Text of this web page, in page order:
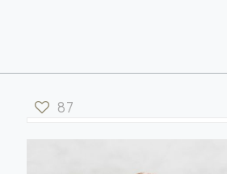
87